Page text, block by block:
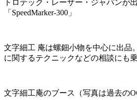
トロテック・レーザー・ジャパンが
「SpeedMarker-300」
文字細工 庵は螺鈿小物を中心に出品
に関するテクニックなどの相談にも
文字細工庵のブース（写真は過去の